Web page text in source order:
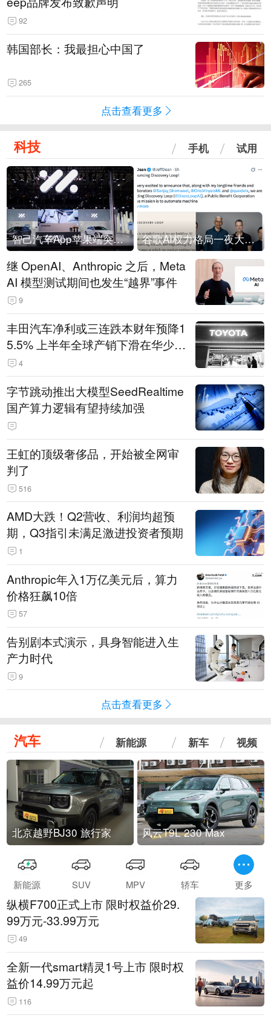
92
韩国部长：我最担心中国了
265
点击查看更多
科技 手机 试用
智己汽车App苹果端突然“下架” 谷歌AI权力格局一夜大洗牌
继 OpenAI、Anthropic 之后，Meta
AI 模型测试期间也发生“越界”事件
9
丰田汽车净利或三连跌本财年预降1
5.5% 上半年全球产销下滑在华少卖
14.3万辆
4
字节跳动推出大模型SeedRealtime
国产算力逻辑有望持续加强
王虹的顶级奢侈品，开始被全网审
判了
516
AMD大跌！Q2营收、利润均超预
期，Q3指引未满足激进投资者预期
1
Anthropic年入1万亿美元后，算力
价格狂飙10倍
57
告别剧本式演示，具身智能进入生
产力时代
9
点击查看更多
汽车 新能源 新车 视频
北京越野BJ30 旅行家 风云T9L 230 Max
新能源 SUV MPV 轿车 更多
纵横F700正式上市 限时权益价29.
99万元-33.99万元
49
全新一代smart精灵1号上市 限时权
益价14.99万元起
116